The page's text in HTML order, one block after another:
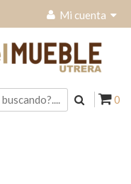
Mi cuenta
0